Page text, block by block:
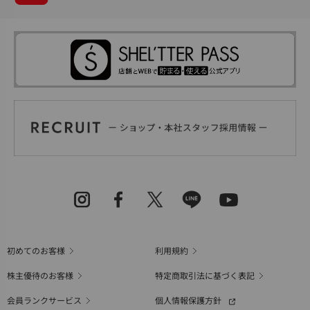
初めてのお客様
利用規約
株主優待のお客様
特定商取引法に基づく表記
会員ランクサービス
個人情報保護方針